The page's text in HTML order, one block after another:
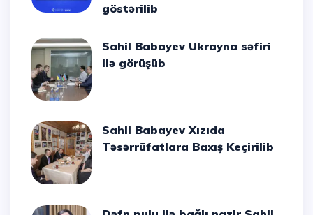
göstərilib
Sahil Babayev Ukrayna səfiri
ilə görüşüb
Sahil Babayev Xızıda
Təsərrüfatlara Baxış Keçirilib